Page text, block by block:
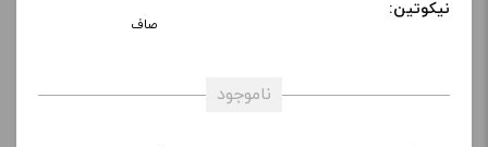
نیکوتین:
صاف
ناموجود